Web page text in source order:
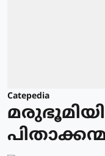
Catepedia